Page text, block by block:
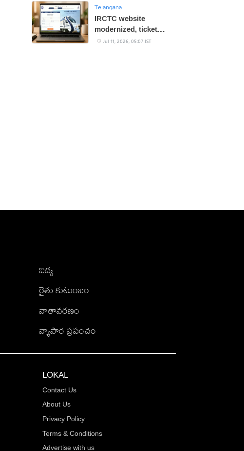
Telangana
IRCTC website
modernized, ticket
booking made easier
Jul 11, 2026, 05:07 IST
విద్య
రైతు కుటుంబం
వాతావరణం
వ్యాపార ప్రపంచం
LOKAL
Contact Us
About Us
Privacy Policy
Terms & Conditions
Advertise with us